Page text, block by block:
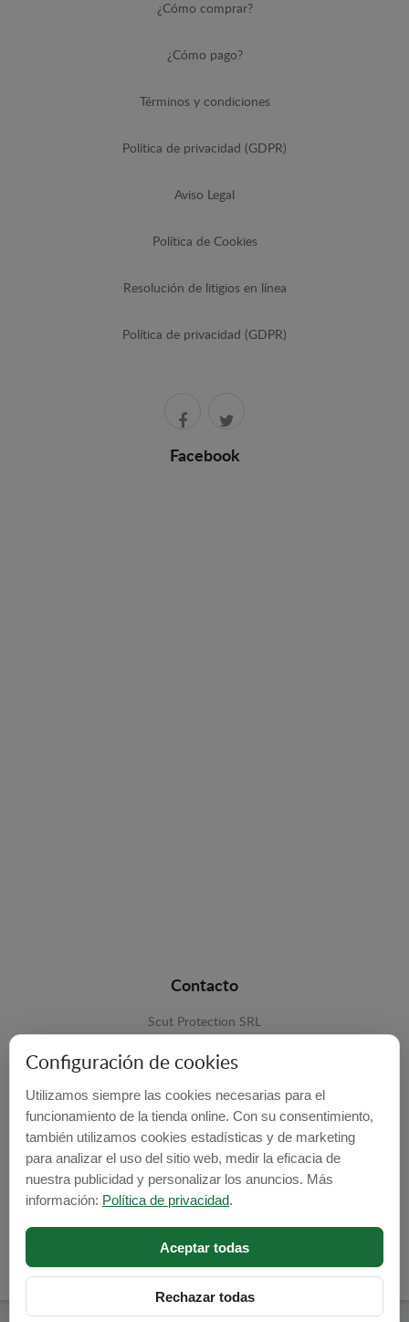
¿Cómo comprar?
¿Cómo pago?
Términos y condiciones
Política de privacidad (GDPR)
Aviso Legal
Política de Cookies
Resolución de litigios en línea
Política de privacidad (GDPR)
Facebook
Contacto
Scut Protection SRL
Harghita, Romania
E-mail: info@cubrecarter.com
Configuración de cookies
Utilizamos siempre las cookies necesarias para el
funcionamiento de la tienda online. Con su consentimiento,
también utilizamos cookies estadísticas y de marketing
para analizar el uso del sitio web, medir la eficacia de
nuestra publicidad y personalizar los anuncios. Más
información: Política de privacidad.
Aceptar todas
Rechazar todas